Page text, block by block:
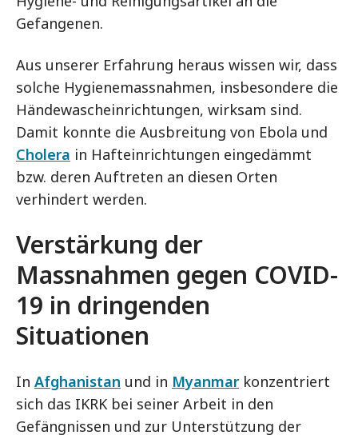
Gefangenen.
Aus unserer Erfahrung heraus wissen wir, dass
solche Hygienemassnahmen, insbesondere die
Händewascheinrichtungen, wirksam sind.
Damit konnte die Ausbreitung von Ebola und
Cholera in Hafteinrichtungen eingedämmt
bzw. deren Auftreten an diesen Orten
verhindert werden.
Verstärkung der
Massnahmen gegen COVID-
19 in dringenden
Situationen
In Afghanistan und in Myanmarkonzentriert
sich das IKRK bei seiner Arbeit in den
Gefängnissen und zur Unterstützung der